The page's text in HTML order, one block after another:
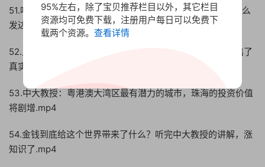
51.听了中大教授的讲解，终于明白了珠三角的经济为什么这么
发达了.mp4
52.上海和深圳哪个城市更强？中大教授从多方面比较，给出了
真实答案.mp4
53.中大教授：粤港澳大湾区最有潜力的城市，珠海的投资价值
将剧增.mp4
54.金钱到底给这个世界带来了什么？听完中大教授的讲解，涨
知识了.mp4
95%左右，除了宝贝推荐栏目以外，其它栏目
资源均可免费下载，注册用户每日可以免费下
载两个资源。 查看详情